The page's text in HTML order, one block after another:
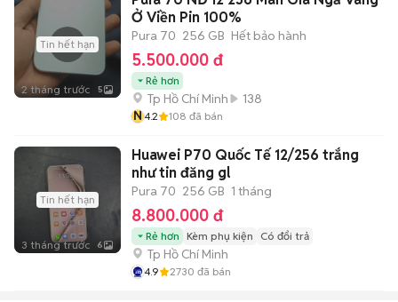
Tin hết hạn
2 tháng trước 5
Ở Viền Pin 100%
Pura 70 256 GB Hết bảo hành
5.500.000 đ
Rẻ hơn
Tp Hồ Chí Minh
138
N4.2 108 đã bán
Tin hết hạn
3 tháng trước 6
Huawei P70 Quốc Tế 12/256 trắng
như tin đăng gl
Pura 70 256 GB 1 tháng
8.800.000 đ
Rẻ hơn Kèm phụ kiện Có đổi trả
Tp Hồ Chí Minh
4.9 2730 đã bán